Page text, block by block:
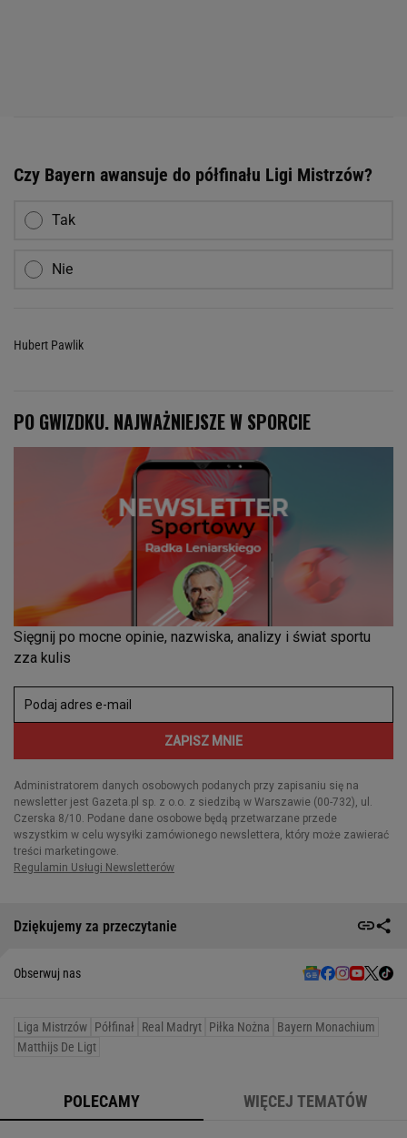
Czy Bayern awansuje do półfinału Ligi Mistrzów?
Tak
Nie
Hubert Pawlik
Dziękujemy za przeczytanie
Obserwuj nas
Liga Mistrzów Półfinał Real Madryt Piłka Nożna
Bayern Monachium
Matthijs De Ligt
POLECAMY WIĘCEJ TEMATÓW